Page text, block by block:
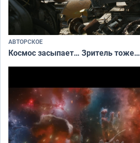
АВТОРСКОЕ
Космос засыпает… Зритель тоже…